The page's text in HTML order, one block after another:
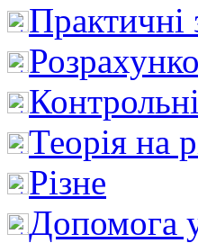
Практичні
Теорія на
Різне
Допомога